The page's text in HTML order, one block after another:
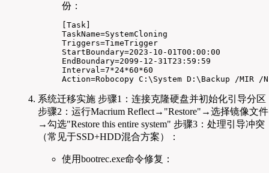
份：
[Task]
TaskName=SystemCloning
Triggers=TimeTrigger
StartBoundary=2023-10-01T00:00:00
EndBoundary=2099-12-31T23:59:59
Interval=7*24*60*60
Action=Robocopy C:\System D:\Backup /MIR /
系统迁移实施 步骤1：连接克隆硬盘并初始化引导分区
步骤2：运行Macrium Reflect→"Restore"→选择镜像文件
→勾选"Restore this entire system" 步骤3：处理引导冲突
（常见于SSD+HDD混合方案）：
使用bootrec.exe命令修复：